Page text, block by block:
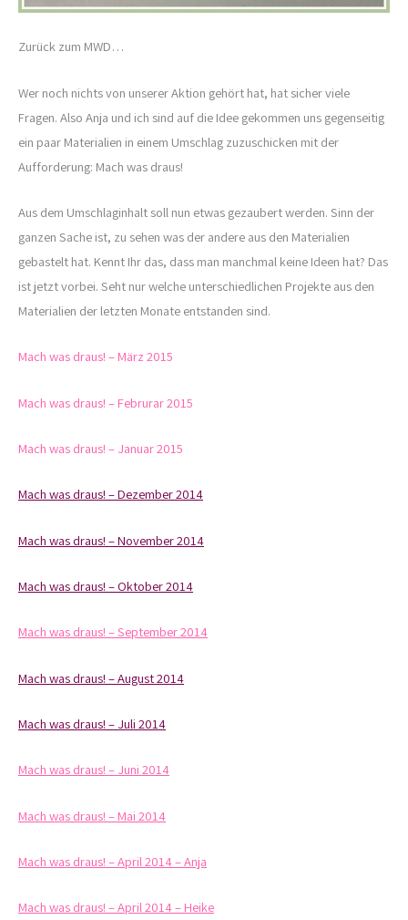
Zurück zum MWD…
Wer noch nichts von unserer Aktion gehört hat, hat sicher viele
Fragen. Also Anja und ich sind auf die Idee gekommen uns gegenseitig
ein paar Materialien in einem Umschlag zuzuschicken mit der
Aufforderung: Mach was draus!
Aus dem Umschlaginhalt soll nun etwas gezaubert werden. Sinn der
ganzen Sache ist, zu sehen was der andere aus den Materialien
gebastelt hat. Kennt Ihr das, dass man manchmal keine Ideen hat? Das
ist jetzt vorbei. Seht nur welche unterschiedlichen Projekte aus den
Materialien der letzten Monate entstanden sind.
Mach was draus! – März 2015
Mach was draus! – Februrar 2015
Mach was draus! – Januar 2015
Mach was draus! – Dezember 2014
Mach was draus! – November 2014
Mach was draus! – Oktober 2014
Mach was draus! – September 2014
Mach was draus! – August 2014
Mach was draus! – Juli 2014
Mach was draus! – Juni 2014
Mach was draus! – Mai 2014
Mach was draus! – April 2014 – Anja
Mach was draus! – April 2014 – Heike